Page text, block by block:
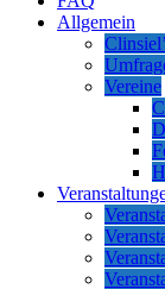
Allgemein
Vereine